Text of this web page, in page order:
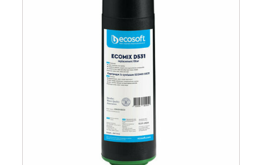
Double performance
: composé de deux
porte-filtres, ce système vous permet d’aller
encore plus loin dans l’amélioration de la
qualité de votre eau. La cartouche Ecomix,
en particulier, agit efficacement pour
limiter la formation du calcaire
votre circuit d’eau, préservant ainsi vos
appareils électroménagers.
Complémentarité des cartouches
associée à la Coldstream Max, cette
combinaison garantit une élimination